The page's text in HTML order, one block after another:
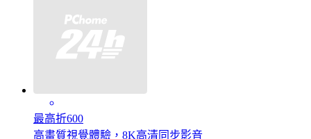
最高折600
高畫質視覺體驗，8K高清同步影音